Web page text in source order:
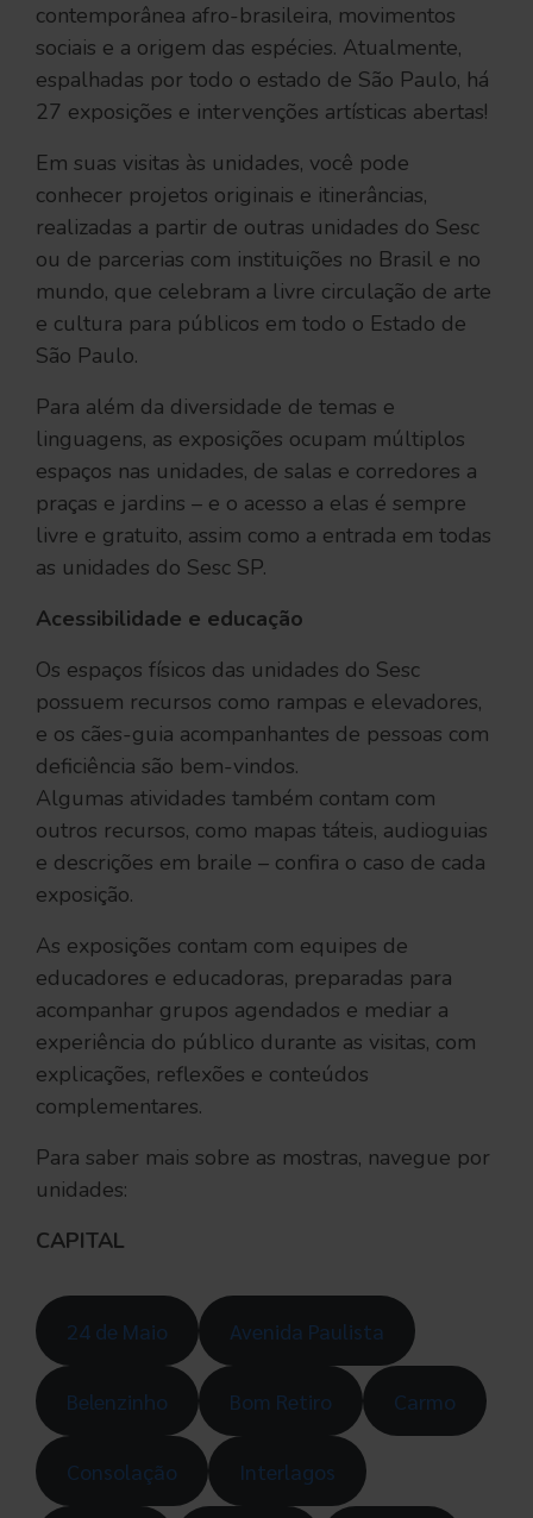
contemporânea afro-brasileira, movimentos
sociais e a origem das espécies. Atualmente,
espalhadas por todo o estado de São Paulo, há
27 exposições e intervenções artísticas abertas!
Em suas visitas às unidades, você pode
conhecer projetos originais e itinerâncias,
realizadas a partir de outras unidades do Sesc
ou de parcerias com instituições no Brasil e no
mundo, que celebram a livre circulação de arte
e cultura para públicos em todo o Estado de
São Paulo.
Para além da diversidade de temas e
linguagens, as exposições ocupam múltiplos
espaços nas unidades, de salas e corredores a
praças e jardins – e o acesso a elas é sempre
livre e gratuito, assim como a entrada em todas
as unidades do Sesc SP.
Acessibilidade e educação
Os espaços físicos das unidades do Sesc
possuem recursos como rampas e elevadores,
e os cães-guia acompanhantes de pessoas com
deficiência são bem-vindos.
Algumas atividades também contam com
outros recursos, como mapas táteis, audioguias
e descrições em braile – confira o caso de cada
exposição.
As exposições contam com equipes de
educadores e educadoras, preparadas para
acompanhar grupos agendados e mediar a
experiência do público durante as visitas, com
explicações, reflexões e conteúdos
complementares.
Para saber mais sobre as mostras, navegue por
unidades:
CAPITAL
24 de Maio Avenida Paulista
Belenzinho Bom Retiro Carmo
Consolação Interlagos